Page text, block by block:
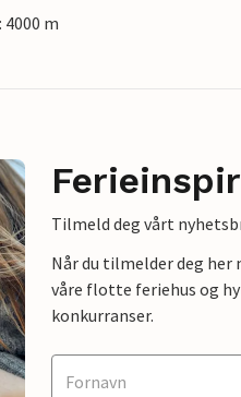
m
Tilmeld deg vårt
Når du tilmelder deg her
våre flotte feriehus og
konkurranser.